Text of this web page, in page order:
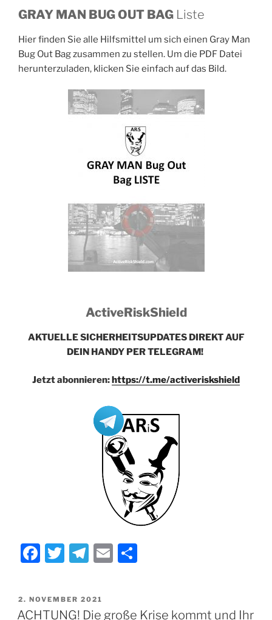
GRAY MAN BUG OUT BAG Liste
Hier finden Sie alle Hilfsmittel um sich einen Gray Man
Bug Out Bag zusammen zu stellen. Um die PDF Datei
herunterzuladen, klicken Sie einfach auf das Bild.
ActiveRiskShield
AKTUELLE SICHERHEITSUPDATES DIREKT AUF
DEIN HANDY PER TELEGRAM!
Jetzt abonnieren:https://t.me/activeriskshield
F
c
e
T
itt
er
T
e
gr
E
l
n
VERÖFFENTLICHT
AM
2. NOVEMBER 2021
ACHTUNG! Die große Krise kommt und Ihr